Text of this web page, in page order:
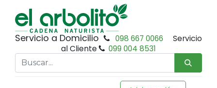
Servicio a Domicilio 098 667 0066
Servicio
al Cliente
099 004 8531